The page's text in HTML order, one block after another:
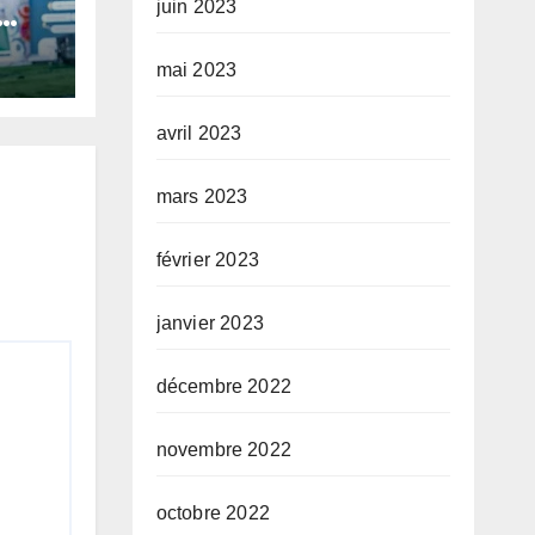
juin 2023
mai 2023
avril 2023
mars 2023
février 2023
janvier 2023
décembre 2022
novembre 2022
octobre 2022